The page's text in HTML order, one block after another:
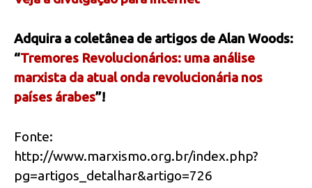
Adquira a coletânea de artigos de Alan Woods:
“Tremores Revolucionários: uma análise
marxista da atual onda revolucionária nos
países árabes”!
Fonte:
http://www.marxismo.org.br/index.php?
pg=artigos_detalhar&artigo=726